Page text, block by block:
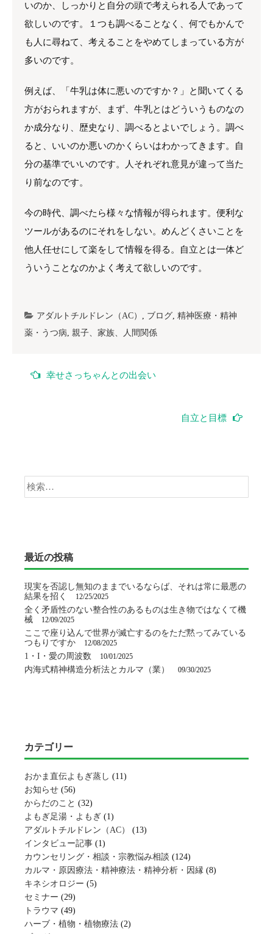
いのか、しっかりと自分の頭で考えられる人であって
欲しいのです。１つも調べることなく、何でもかんで
も人に尋ねて、考えることをやめてしまっている方が
多いのです。
例えば、「牛乳は体に悪いのですか？」と聞いてくる
方がおられますが、まず、牛乳とはどういうものなの
か成分なり、歴史なり、調べるとよいでしょう。調べ
ると、いいのか悪いのかくらいはわかってきます。自
分の基準でいいのです。人それぞれ意見が違って当た
り前なのです。
今の時代、調べたら様々な情報が得られます。便利な
ツールがあるのにそれをしない。めんどくさいことを
他人任せにして楽をして情報を得る。自立とは一体ど
ういうことなのかよく考えて欲しいのです。
アダルトチルドレン（AC） , ブログ, 精神医療・精神
薬・うつ病, 親子、家族、人間関係
幸せさっちゃんとの出会い
自立と目標
索:
最近の投稿
現実を否認し無知のままでいるならば、それは常に最悪の
結果を招く
12/25/2025
全く矛盾性のない整合性のあるものは生き物ではなくて機
械
12/09/2025
ここで座り込んで世界が滅亡するのをただ黙ってみている
つもりですか
12/08/2025
1・I・愛の周波数 10/01/2025
内海式精神構造分析法とカルマ（業） 09/30/2025
カテゴリー
おかま直伝よもぎ蒸し (11)
お知らせ (56)
からだのこと (32)
よもぎ足湯・よもぎ (1)
アダルトチルドレン（AC）
(13)
インタビュー記事 (1)
カウンセリング・相談・宗教悩み相談 (124)
カルマ・原因療法・精神療法・精神分析・因縁 (8)
キネシオロジー (5)
セミナー (29)
トラウマ (49)
ハーブ・植物・植物療法 (2)